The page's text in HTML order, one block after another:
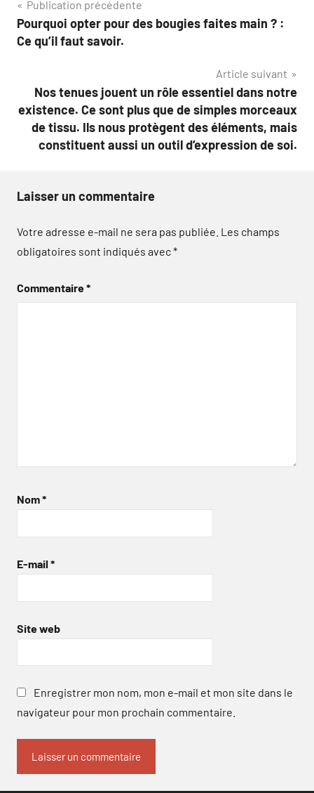
Navigation
de
Publication précédente
Pourquoi opter pour des bougies faites main ? :
Ce qu’il faut savoir.
Article suivant
Nos tenues jouent un rôle essentiel dans notre
existence. Ce sont plus que de simples morceaux
de tissu. Ils nous protègent des éléments, mais
constituent aussi un outil d’expression de soi.
Laisser un commentaire
Votre adresse e-mail ne sera pas publiée. Les champs
obligatoires sont indiqués avec*
Commentaire*
Nom*
E-mail *
Site web
Enregistrer mon nom, mon e-mail et mon site dans le
navigateur pour mon prochain commentaire.